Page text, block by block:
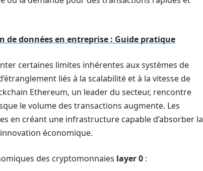
données en entreprise : Guide pratique
certaines limites inhérentes aux systèmes de
liés à la scalabilité et à la vitesse de
Ethereum, un leader du secteur, rencontre
le volume des transactions augmente. Les
en créant une infrastructure capable d’absorber la
économique.
des cryptomonnaies layer 0 :